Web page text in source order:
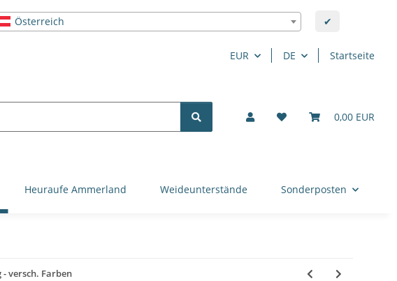
Österreich ✔
EUR DE Startseite
0,00 EUR
Heuraufe Ammerland Weideunterstände Sonderposten
versch. Farben